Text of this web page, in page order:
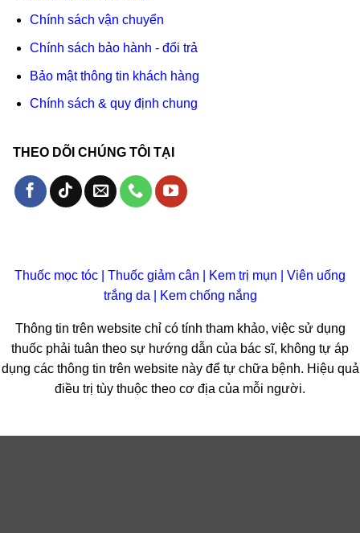
Chính sách vận chuyển
Chính sách bảo hành - đổi trả
Bảo mật thông tin khách hàng
Chính sách & quy định chung
THEO DÕI CHÚNG TÔI TẠI
Thuốc mọc tóc Thuốc giảm cân Kem trị mụn
Viên uống
trắng da
Kem chống nắng
Thông tin trên website chỉ có tính tham khảo, việc sử dụng
thuốc phải tuân theo sự hướng dẫn của bác sĩ, không tự áp
dụng các thông tin trên website này để tự chữa bệnh. Hiệu quả
điều trị tùy thuộc theo cơ địa của mỗi người.